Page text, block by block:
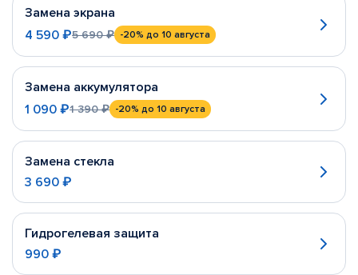
Замена экрана
4 590 ₽5 690 ₽ -20% до 10 августа
Замена аккумулятора
1 090 ₽1 390 ₽ -20% до 10 августа
Замена стекла
3 690 ₽
Гидрогелевая защита
990 ₽